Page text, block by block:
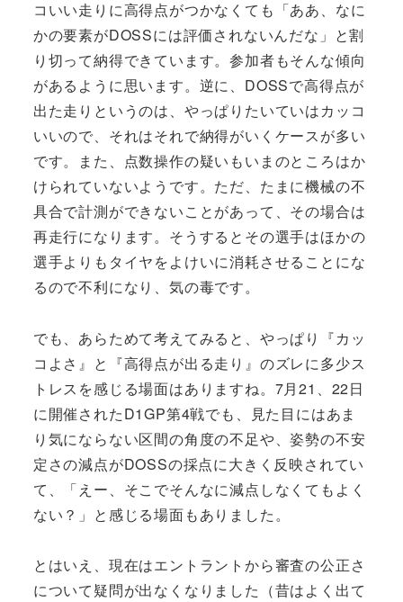
コいい走りに高得点がつかなくても「ああ、なに
かの要素がDOSSには評価されないんだな」と割
り切って納得できています。参加者もそんな傾向
があるように思います。逆に、DOSSで高得点が
出た走りというのは、やっぱりたいていはカッコ
いいので、それはそれで納得がいくケースが多い
です。また、点数操作の疑いもいまのところはか
けられていないようです。ただ、たまに機械の不
具合で計測ができないことがあって、その場合は
再走行になります。そうするとその選手はほかの
選手よりもタイヤをよけいに消耗させることにな
るので不利になり、気の毒です。
でも、あらためて考えてみると、やっぱり『カッ
コよさ』と『高得点が出る走り』のズレに多少ス
トレスを感じる場面はありますね。7月21、22日
に開催されたD1GP第4戦でも、見た目にはあま
り気にならない区間の角度の不足や、姿勢の不安
定さの減点がDOSSの採点に大きく反映されてい
て、「えー、そこでそんなに減点しなくてもよく
ない？」と感じる場面もありました。
とはいえ、現在はエントラントから審査の公正さ
について疑問が出なくなりました（昔はよく出て